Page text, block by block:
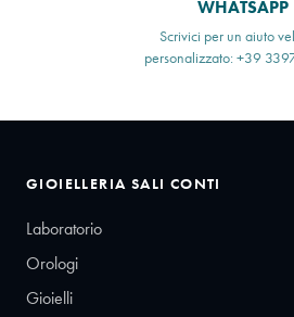
WHATSAPP
Scrivici per un aiuto
personalizzato: +39
GIOIELLERIA SALI CONTI
Laboratorio
Orologi
Gioielli